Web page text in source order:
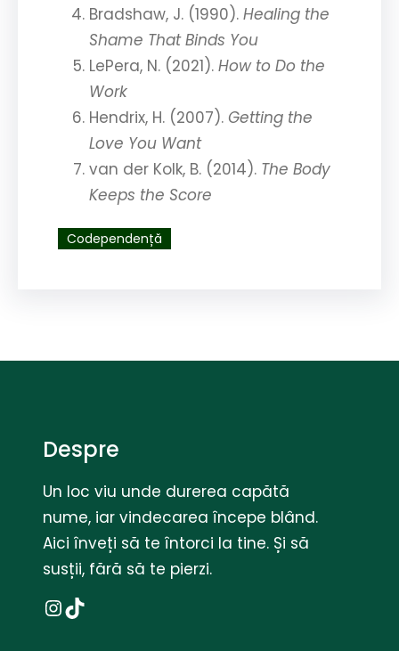
Bradshaw, J. (1990). Healing the
Shame That Binds You
LePera, N. (2021). How to Do the
Work
Hendrix, H. (2007). Getting the
Love You Want
van der Kolk, B. (2014). The Body
Keeps the Score
Codependență
Despre
Un loc viu unde durerea capătă
nume, iar vindecarea începe blând.
Aici înveți să te întorci la tine. Și să
susții, fără să te pierzi.
InstagramTikTok